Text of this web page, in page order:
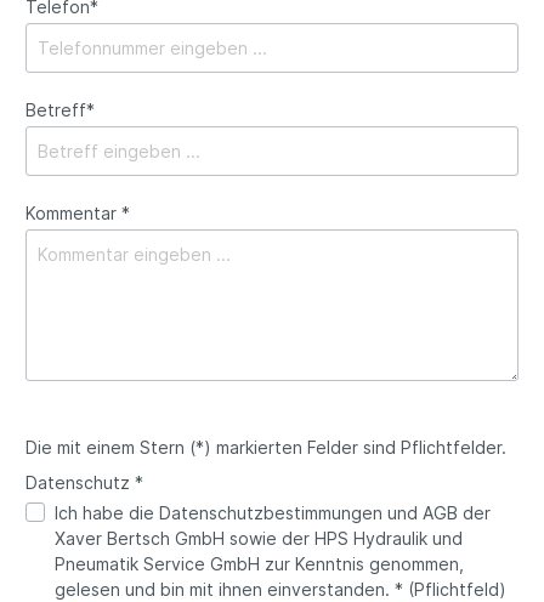
Telefon*
Betreff*
Kommentar *
Die mit einem Stern (*) markierten Felder sind Pflichtfelder.
Datenschutz *
Ich habe die Datenschutzbestimmungen und AGB der
Xaver Bertsch GmbH sowie der HPS Hydraulik und
Pneumatik Service GmbH zur Kenntnis genommen,
gelesen und bin mit ihnen einverstanden. * (Pflichtfeld)